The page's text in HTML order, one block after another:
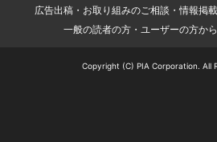
広告出稿・お取り組みのご相談・情報掲
一般の読者の方・ユーザーの方か
Copyright (C) PIA Corporation. All